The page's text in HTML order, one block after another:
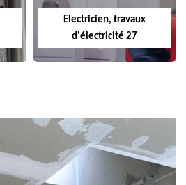
Electricien, travaux
d'électricité 27